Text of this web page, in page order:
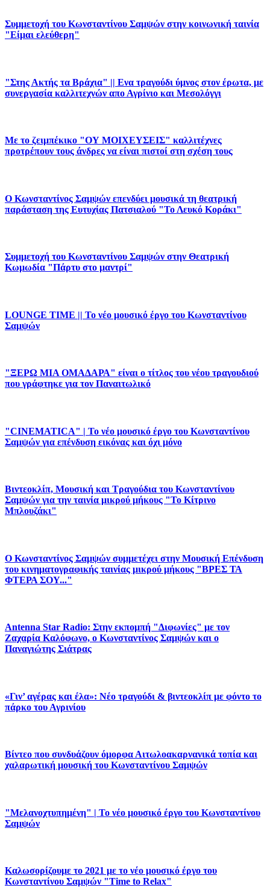
Συμμετοχή του Κωνσταντίνου Σαμψών στην κοινωνική ταινία
"Είμαι ελεύθερη"
"Στης Ακτής τα Βράχια" || Ενα τραγούδι ύμνος στον έρωτα, με
συνεργασία καλλιτεχνών απο Αγρίνιο και Μεσολόγγι
Με το ζειμπέκικο "ΟΥ ΜΟΙΧΕΥΣΕΙΣ" καλλιτέχνες
προτρέπουν τους άνδρες να είναι πιστοί στη σχέση τους
Ο Κωνσταντίνος Σαμψών επενδύει μουσικά τη θεατρική
παράσταση της Ευτυχίας Πατσιαλού "Το Λευκό Κοράκι"
Συμμετοχή του Κωνσταντίνου Σαμψών στην Θεατρική
Κωμωδία "Πάρτυ στο μαντρί"
LOUNGE TIME || Το νέο μουσικό έργο του Κωνσταντίνου
Σαμψών
"ΞΕΡΩ ΜΙΑ ΟΜΑΔΑΡΑ" είναι ο τίτλος του νέου τραγουδιού
που γράφτηκε για τον Παναιτωλικό
"CINEMATICA" | Το νέο μουσικό έργο του Κωνσταντίνου
Σαμψών για επένδυση εικόνας και όχι μόνο
Βιντεοκλίπ, Μουσική και Τραγούδια του Κωνσταντίνου
Σαμψών για την ταινία μικρού μήκους "Το Κίτρινο
Μπλουζάκι"
Ο Κωνσταντίνος Σαμψών συμμετέχει στην Μουσική Επένδυση
του κινηματογραφικής ταινίας μικρού μήκους "ΒΡΕΣ ΤΑ
ΦΤΕΡΑ ΣΟΥ..."
Antenna Star Radio: Στην εκπομπή "Διφωνίες" με τον
Ζαχαρία Καλόφωνο, ο Κωνσταντίνος Σαμψών και ο
Παναγιώτης Σιάτρας
«Γιν’ αγέρας και έλα»: Νέο τραγούδι & βιντεοκλίπ με φόντο το
πάρκο του Αγρινίου
Βίντεο που συνδυάζουν όμορφα Αιτωλοακαρνανικά τοπία και
χαλαρωτική μουσική του Κωνσταντίνου Σαμψών
"Μελανοχτυπημένη" | Το νέο μουσικό έργο του Κωνσταντίνου
Σαμψών
Καλωσορίζουμε το 2021 με το νέο μουσικό έργο του
Κωνσταντίνου Σαμψών "Time to Relax"